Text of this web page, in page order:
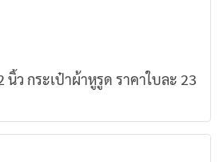
นิ้ว กระเป๋าผ้าหูรูด ราคาใบละ 23